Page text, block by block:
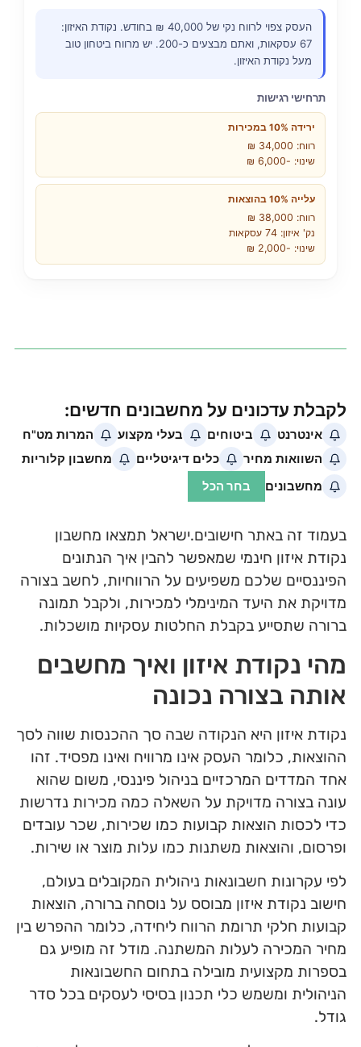
בעמוד זה באתר חישובים.ישראל תמצאו מחשבון
נקודת איזון חינמי שמאפשר להבין איך הנתונים
הפיננסיים שלכם משפיעים על הרווחיות, לחשב בצורה
מדויקת את היעד המינימלי למכירות, ולקבל תמונה
ברורה שתסייע בקבלת החלטות עסקיות מושכלות.
מהי נקודת איזון ואיך מחשבים
אותה בצורה נכונה
נקודת איזון היא הנקודה שבה סך ההכנסות שווה לסך
ההוצאות, כלומר העסק אינו מרוויח ואינו מפסיד. זהו
אחד המדדים המרכזיים בניהול פיננסי, משום שהוא
עונה בצורה מדויקת על השאלה כמה מכירות נדרשות
כדי לכסות הוצאות קבועות כמו שכירות, שכר עובדים
ופרסום, והוצאות משתנות כמו עלות מוצר או שירות.
לפי עקרונות חשבונאות ניהולית המקובלים בעולם,
חישוב נקודת איזון מבוסס על נוסחה ברורה, הוצאות
קבועות חלקי תרומת הרווח ליחידה, כלומר ההפרש בין
מחיר המכירה לעלות המשתנה. מודל זה מופיע גם
בספרות מקצועית מובילה בתחום החשבונאות
הניהולית ומשמש כלי תכנון בסיסי לעסקים בכל סדר
גודל.
העסק צפוי לרווח נקי של 40,000 ₪ בחודש. נקודת האיזון:
67 עסקאות, ואתם מבצעים כ-200. יש מרווח ביטחון טוב
מעל נקודת האיזון.
תרחישי רגישות
ירידה 10% במכירות
רווח: 34,000 ₪
שינוי: -6,000 ₪
עלייה 10% בהוצאות
רווח: 38,000 ₪
נק' איזון: 74 עסקאות
שינוי: -2,000 ₪